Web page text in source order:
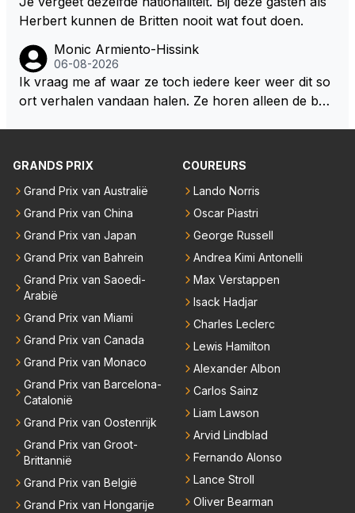
ccesvol raceteam. Hij is niet alleen speciaal in de aut
Herbert kunnen de Britten nooit wat fout doen.
Monic Armiento-Hissink
06-08-2026
Ik vraag me af waar ze toch iedere keer weer dit so
ort verhalen vandaan halen. Ze horen alleen de boa
emand weet wat er zich afspeelt achter gesloten de
iedereen is vertrokken. Dat er nu een paar jaar acht
er elkaar mensen een andere uitdagingen zoeken of
niet meer in de F1 willen werken is niet zo gek als de
meesten van hen al sinds dat RB hun intrede deed a
anwezig waren. De mensen die nu een aantal van di
e lege plaatsen op gaan vullen hebben ook al jaren
binnen RB gewerkt en zijn voor Max geen vreemde
n meer. Ook andere teams verliezen mensen. Er wo
rdt teveel drama van gemaakt.
GRANDS PRIX
Grand Prix van Australië
Grand Prix van China
Grand Prix van Japan
Grand Prix van Bahrein
Grand Prix van Saoedi-
Arabië
Grand Prix van Miami
Grand Prix van Canada
Grand Prix van Monaco
Grand Prix van Barcelona-
Catalonië
Grand Prix van Oostenrijk
Grand Prix van Groot-
Brittannië
Grand Prix van België
Grand Prix van Hongarije
COUREURS
Lando Norris
Oscar Piastri
George Russell
Andrea Kimi Antonelli
Max Verstappen
Isack Hadjar
Charles Leclerc
Lewis Hamilton
Alexander Albon
Carlos Sainz
Liam Lawson
Arvid Lindblad
Fernando Alonso
Lance Stroll
Oliver Bearman